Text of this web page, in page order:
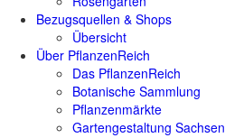
Bezugsquellen & Shops
Übersicht
Über PflanzenReich
Das PflanzenReich
Botanische Sammlung
Pflanzenmärkte
Gartengestaltung Sachsen